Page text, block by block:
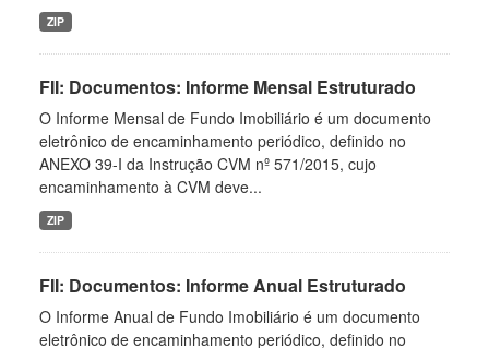
ZIP
FII: Documentos: Informe Mensal Estruturado
O Informe Mensal de Fundo Imobiliário é um documento
eletrônico de encaminhamento periódico, definido no
ANEXO 39-I da Instrução CVM nº 571/2015, cujo
encaminhamento à CVM deve...
ZIP
FII: Documentos: Informe Anual Estruturado
O Informe Anual de Fundo Imobiliário é um documento
eletrônico de encaminhamento periódico, definido no